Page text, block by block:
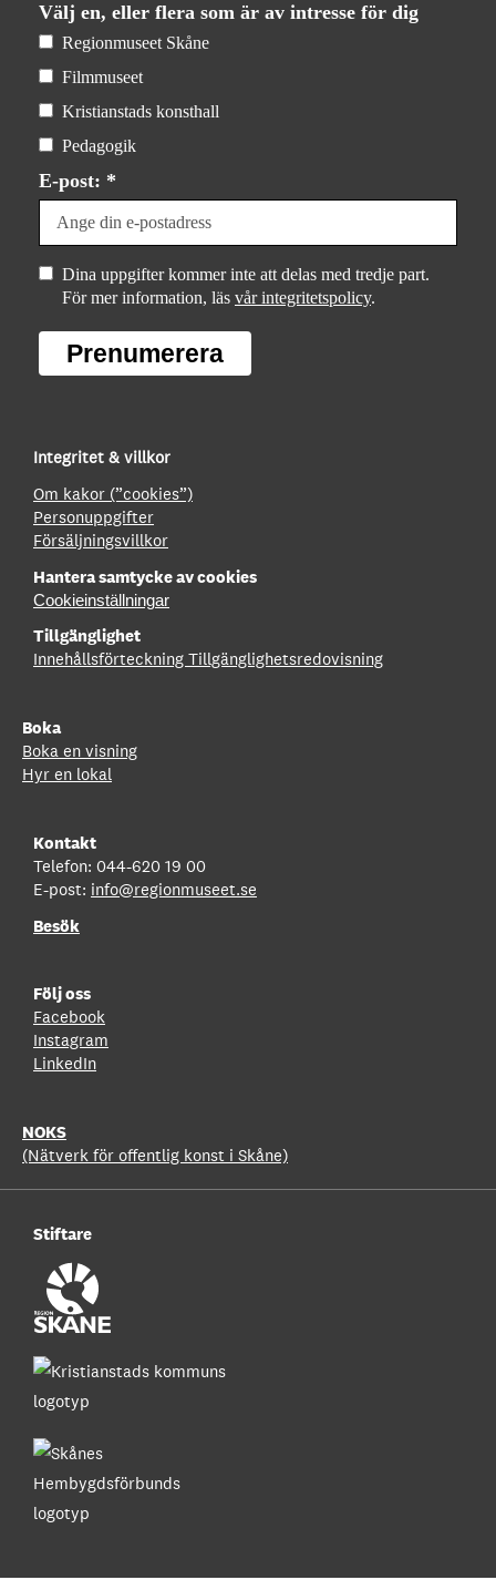
Välj en, eller flera som är av intresse för dig
Regionmuseet Skåne
Filmmuseet
Kristianstads konsthall
Pedagogik
E-post: *
Dina uppgifter kommer inte att delas med tredje part.
För mer information, läs vår integritetspolicy.
Prenumerera
Integritet & villkor
Om kakor (”cookies”)
Personuppgifter
Försäljningsvillkor
Hantera samtycke av cookies
Cookieinställningar
Tillgänglighet
Innehållsförteckning Tillgänglighetsredovisning
Boka
Boka en visning
Hyr en lokal
Kontakt
Telefon: 044-620 19 00
E-post: info@regionmuseet.se
Besök
Följ oss
Facebook
Instagram
LinkedIn
NOKS
(Nätverk för offentlig konst i Skåne)
Stiftare